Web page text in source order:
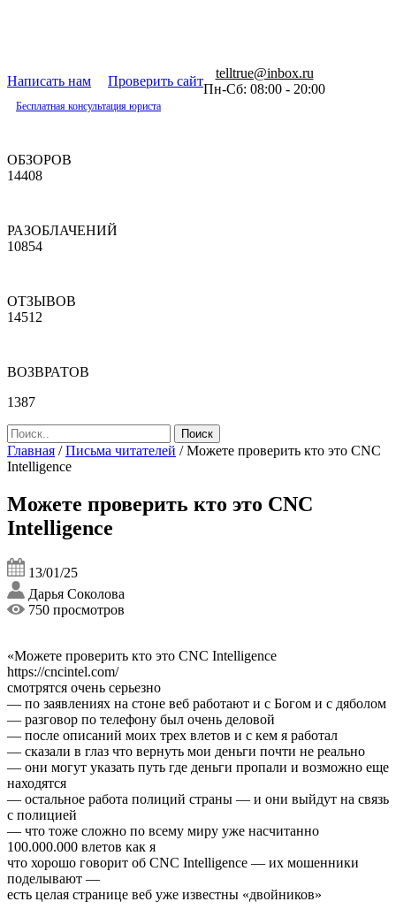
Написать нам Проверить сайт
telltrue@inbox.ru
Пн-Сб: 08:00 - 20:00
Бесплатная консультация юриста
ОБЗОРОВ
14408
РАЗОБЛАЧЕНИЙ
10854
ОТЗЫВОВ
14512
ВОЗВРАТОВ
1387
Главная /Письма читателей /Можете проверить кто это CNC
Intelligence
Можете проверить кто это CNC
Intelligence
13/01/25
Дарья Соколова
750 просмотров
«Можете проверить кто это CNC Intelligence
https://cncintel.com/
смотрятся очень серьезно
— по заявлениях на стоне веб работают и с Богом и с дяболом
— разговор по телефону был очень деловой
— после описаний моих трех влетов и с кем я работал
— сказали в глаз что вернуть мои деньги почти не реально
— они могут указать путь где деньги пропали и возможно еще
находятся
— остальное работа полиций страны — и они выйдут на связь
с полицией
— что тоже сложно по всему миру уже насчитанно
100.000.000 влетов как я
что хорошо говорит об CNC Intelligence — их мошенники
поделывают —
есть целая странице веб уже известны «двойников»